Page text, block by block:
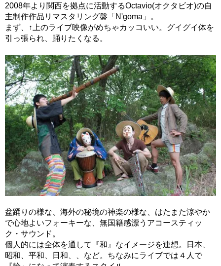
2008年より関西を拠点に活動するOctavio(オクタビオ)の自
主制作作品リマスタリング盤「N'goma」。
まず、↑上のライブ映像がめちゃカッコいい。グイグイ体を
引っ張られ、踊りたくなる。
盆踊りの様な、海外の秘境の神楽の様な、はたまた涼やか
で心地よいフォーキーな、無国籍感漂うアコースティッ
ク・サウンド。
個人的には全体を通して『和』なイメージを連想。日本、
昭和、平和、日和、、など。ちなみにライブでは４人で